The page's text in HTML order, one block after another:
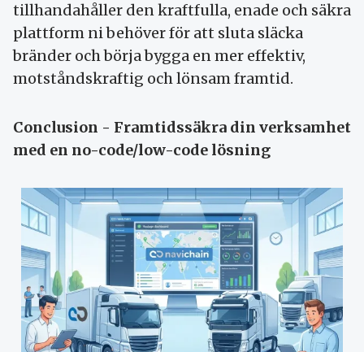
tillhandahåller den kraftfulla, enade och säkra
plattform ni behöver för att sluta släcka
bränder och börja bygga en mer effektiv,
motståndskraftig och lönsam framtid.
Conclusion - Framtidssäkra din verksamhet
med en no-code/low-code lösning